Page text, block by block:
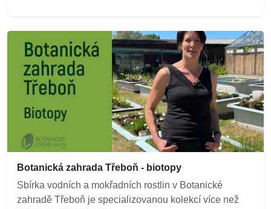
Botanická zahrada Třeboň - biotopy
Sbírka vodních a mokřadních rostlin v Botanické
zahradě Třeboň je specializovanou kolekcí více než